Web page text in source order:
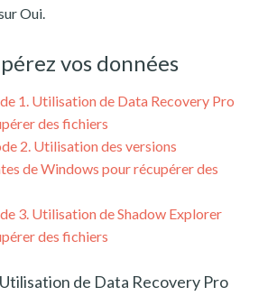
Oui.
vos données
1. Utilisation de Data Recovery Pro
des fichiers
2. Utilisation des versions
de Windows pour récupérer des
3. Utilisation de Shadow Explorer
des fichiers
de Data Recovery Pro